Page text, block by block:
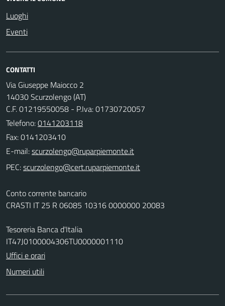
Luoghi
Eventi
CONTATTI
Via Giuseppe Maiocco 2
14030 Scurzolengo (AT)
C.F. 01219550058 - P.Iva: 01730720057
Telefono:0141203118
Fax: 0141203410
E-mail:
PEC:
Conto corrente bancario
CRASTI IT 25 R 06085 10316 0000000 20083
Tesoreria Banca d'Italia
IT47J0100004306TU0000001110
Uffici e orari
Numeri utili